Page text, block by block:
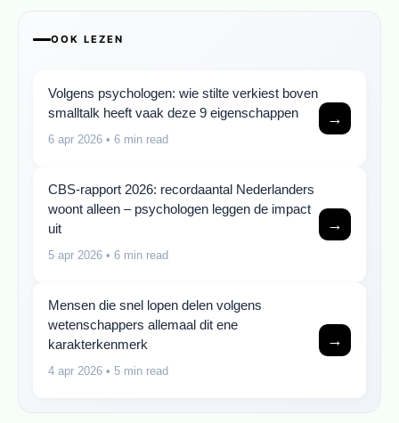
OOK LEZEN
Volgens psychologen: wie stilte verkiest boven
smalltalk heeft vaak deze 9 eigenschappen
6 apr 2026 • 6 min read
→
CBS-rapport 2026: recordaantal Nederlanders
woont alleen – psychologen leggen de impact
uit
5 apr 2026 • 6 min read
→
Mensen die snel lopen delen volgens
wetenschappers allemaal dit ene
karakterkenmerk
4 apr 2026 • 5 min read
→